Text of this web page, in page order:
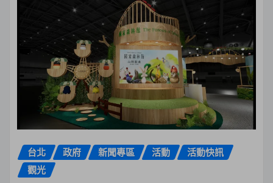
台北 政府 新聞專區 活動
活動快訊
觀光